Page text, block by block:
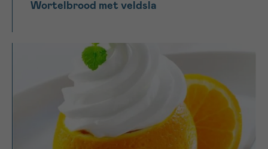
Wortelbrood met veldsla